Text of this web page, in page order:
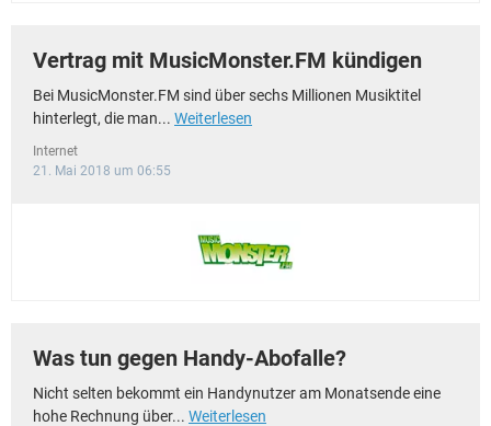
Vertrag mit MusicMonster.FM kündigen
Bei MusicMonster.FM sind über sechs Millionen Musiktitel
hinterlegt, die man... Weiterlesen
Internet
21. Mai 2018 um 06:55
Was tun gegen Handy-Abofalle?
Nicht selten bekommt ein Handynutzer am Monatsende eine
hohe Rechnung über... Weiterlesen